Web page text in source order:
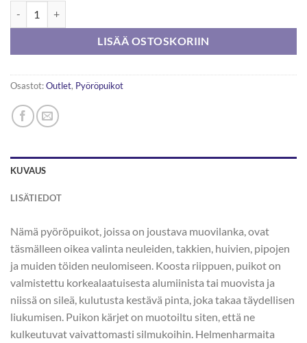
LISÄÄ OSTOSKORIIN
Osastot:Outlet, Pyöröpuikot
KUVAUS
LISÄTIEDOT
Nämä pyöröpuikot, joissa on joustava muovilanka, ovat
täsmälleen oikea valinta neuleiden, takkien, huivien, pipojen
ja muiden töiden neulomiseen. Koosta riippuen, puikot on
valmistettu korkealaatuisesta alumiinista tai muovista ja
niissä on sileä, kulutusta kestävä pinta, joka takaa täydellisen
liukumisen. Puikon kärjet on muotoiltu siten, että ne
kulkeutuvat vaivattomasti silmukoihin. Helmenharmaita